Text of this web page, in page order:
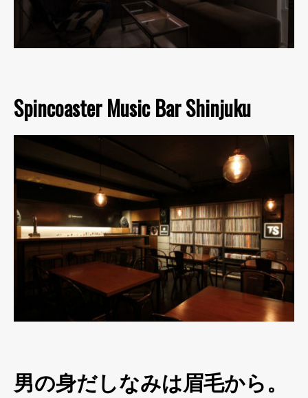
Spincoaster Music Bar Shinjuku
男の身だしなみは眉毛から。